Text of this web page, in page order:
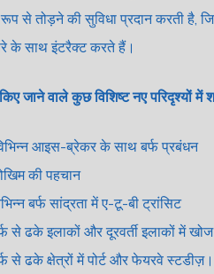
से तोड़ने की सुविधा प्रदान करती है,
के साथ इंटरैक्ट करते हैं।
जाने वाले कुछ विशिष्ट नए परिदृश्यों में
आइस-ब्रेकर के साथ बर्फ प्रबंधन
की पहचान
बर्फ सांद्रता में ए-टू-बी ट्रांसिट
से ढके इलाकों और दूरवर्ती इलाकों में
से ढके क्षेत्रों में पोर्ट और फेयरवे स्टडीज़।